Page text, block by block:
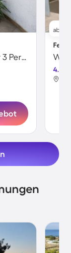
Ferienhaus mit 1 Schlafzimmer für 3 Personen
ab
4.0